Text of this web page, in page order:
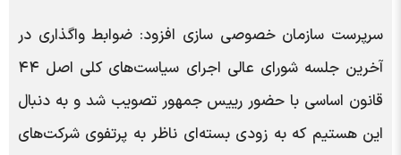
سرپرست سازمان خصوصی سازی افزود: ضوابط واگذاری در
آخرین جلسه شورای عالی اجرای سیاست‌های کلی اصل ۴۴
قانون اساسی با حضور رییس جمهور تصویب شد و به دنبال
این هستیم که به زودی بسته‌ای ناظر به پرتفوی شرکت‌های